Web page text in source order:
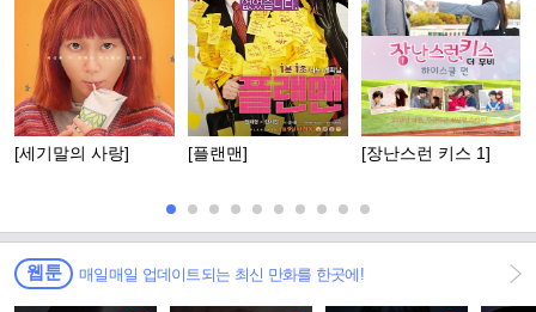
[세기말의 사랑] [플랜맨] [장난스런 키스 1]
웹툰 매일매일 업데이트되는 최신 만화를 한곳에!